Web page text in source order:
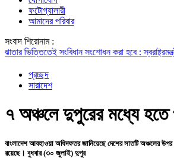
ফটোগ্যালারী
আমাদের পরিবার
সংবাদ শিরোনাম :
সংবিধান সংশোধন করা হবে : স্বরাষ্ট্রমন্ত্রী১
প্রচ্ছদ
সারাদেশ
৭ অঞ্চলে দুপুরের মধ্যে হতে
বাংলাদেশ আবহাওয়া অধিদফতর জানিয়েছে দেশের সাতটি অঞ্চলের
রয়েছে। বুধবার (৩০ জুলাই) দুপুর